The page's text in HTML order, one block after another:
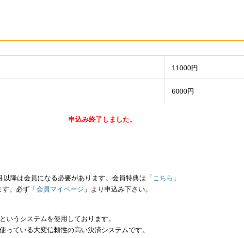
11000円
6000円
申込み終了しました。
以降は会員になる必要があります。会員特典は「 こちら 」
。必ず「会員マイページ 」より申込み下さい。
いうシステムを使用しております。
っている大変信頼性の高い決済システムです。